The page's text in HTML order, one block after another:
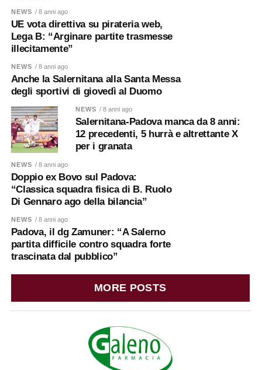
NEWS / 8 anni ago
UE vota direttiva su pirateria web,
Lega B: “Arginare partite trasmesse
illecitamente”
NEWS / 8 anni ago
Anche la Salernitana alla Santa Messa
degli sportivi di giovedì al Duomo
NEWS / 8 anni ago
Salernitana-Padova manca da 8 anni:
12 precedenti, 5 hurrà e altrettante X
per i granata
NEWS / 8 anni ago
Doppio ex Bovo sul Padova:
“Classica squadra fisica di B. Ruolo
Di Gennaro ago della bilancia”
NEWS / 8 anni ago
Padova, il dg Zamuner: “A Salerno
partita difficile contro squadra forte
trascinata dal pubblico”
MORE POSTS